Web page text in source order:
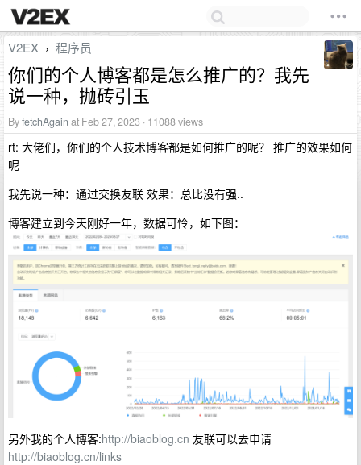
V2EX › 程序员
你们的个人博客都是怎么推广的？我先
说一种，抛砖引玉
ByfetchAgain at Feb 27, 2023 · 11088 views
rt: 大佬们，你们的个人技术博客都是如何推广的呢？ 推广的效果如何
呢
我先说一种：通过交换友联 效果：总比没有强..
博客建立到今天刚好一年，数据可怜，如下图：
另外我的个人博客:http://biaoblog.cn 友联可以去申请
http://biaoblog.cn/links